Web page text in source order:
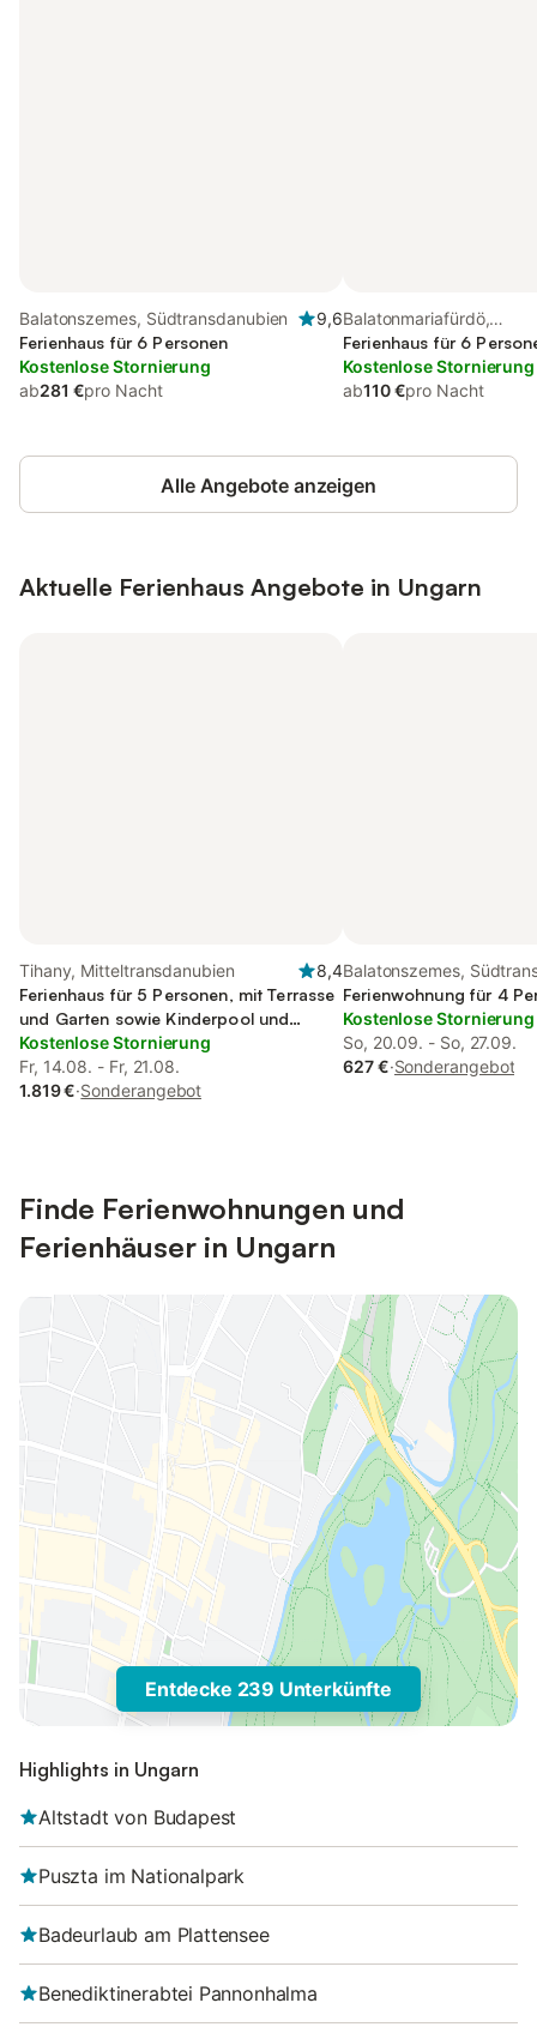
Balatonszemes, Südtransdanubien
9,6
Ferienhaus für 6 Personen
Kostenlose Stornierung
ab281 €pro Nacht
Balatonmariafürdö,
Südtransdanubien
Ferienhaus für 6
Kostenlose Stornierung
ab110 €pro Nacht
Alle Angebote anzeigen
Aktuelle Ferienhaus Angebote in Ungarn
Tihany, Mitteltransdanubien
8,4
Ferienhaus für 5 Personen, mit Terrasse
und Garten sowie Kinderpool und
Sauna
Kostenlose Stornierung
Fr, 14.08. - Fr, 21.08.
1.819 €·Sonderangebot
Balatonszemes,
Ferienwohnung für 4
Kostenlose Stornierung
So, 20.09. - So, 27.09.
627 €·Sonderangebot
Finde Ferienwohnungen und
Ferienhäuser in Ungarn
Entdecke 239 Unterkünfte
Highlights in Ungarn
Altstadt von Budapest
Puszta im Nationalpark
Badeurlaub am Plattensee
Benediktinerabtei Pannonhalma